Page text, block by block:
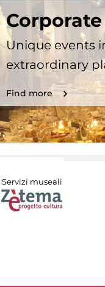
Unique events
extraordinary
Find more
Servizi museali